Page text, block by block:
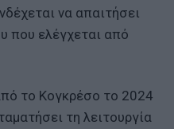
να απαιτήσει
που ελέγχεται από
το Κογκρέσο το 2024
τη λειτουργία